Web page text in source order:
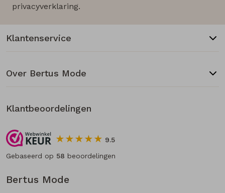
privacyverklaring.
Bertus Mode
Klantenservice
Over Bertus Mode
Klantbeoordelingen
9.5
Gebaseerd op 58 beoordelingen